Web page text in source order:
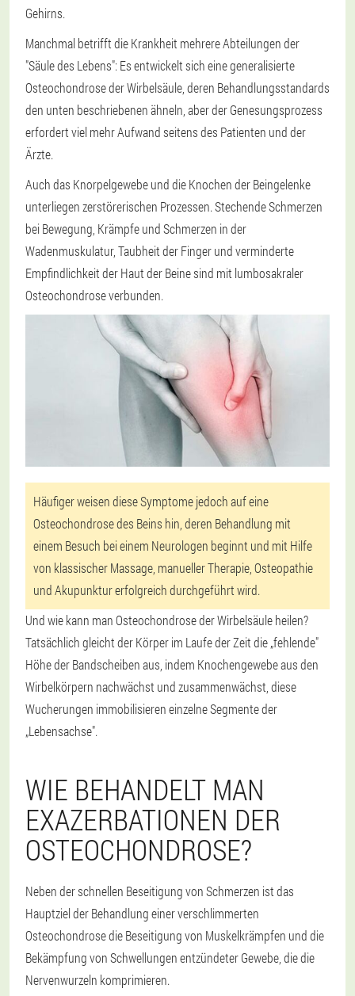
Gehirns.
Manchmal betrifft die Krankheit mehrere Abteilungen der
"Säule des Lebens": Es entwickelt sich eine generalisierte
Osteochondrose der Wirbelsäule, deren Behandlungsstandards
den unten beschriebenen ähneln, aber der Genesungsprozess
erfordert viel mehr Aufwand seitens des Patienten und der
Ärzte.
Auch das Knorpelgewebe und die Knochen der Beingelenke
unterliegen zerstörerischen Prozessen. Stechende Schmerzen
bei Bewegung, Krämpfe und Schmerzen in der
Wadenmuskulatur, Taubheit der Finger und verminderte
Empfindlichkeit der Haut der Beine sind mit lumbosakraler
Osteochondrose verbunden.
Häufiger weisen diese Symptome jedoch auf eine
Osteochondrose des Beins hin, deren Behandlung mit
einem Besuch bei einem Neurologen beginnt und mit Hilfe
von klassischer Massage, manueller Therapie, Osteopathie
und Akupunktur erfolgreich durchgeführt wird.
Und wie kann man Osteochondrose der Wirbelsäule heilen?
Tatsächlich gleicht der Körper im Laufe der Zeit die „fehlende"
Höhe der Bandscheiben aus, indem Knochengewebe aus den
Wirbelkörpern nachwächst und zusammenwächst, diese
Wucherungen immobilisieren einzelne Segmente der
„Lebensachse".
WIE BEHANDELT MAN
EXAZERBATIONEN DER
OSTEOCHONDROSE?
Neben der schnellen Beseitigung von Schmerzen ist das
Hauptziel der Behandlung einer verschlimmerten
Osteochondrose die Beseitigung von Muskelkrämpfen und die
Bekämpfung von Schwellungen entzündeter Gewebe, die die
Nervenwurzeln komprimieren.